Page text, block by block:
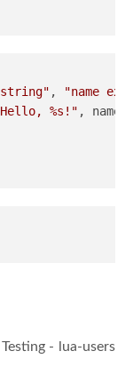
,
"name
%s!" , name)
- lua-users